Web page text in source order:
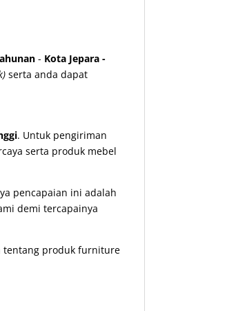
- Kota Jepara -
serta anda dapat
. Untuk pengiriman
serta produk mebel
pencapaian ini adalah
demi tercapainya
tentang produk furniture